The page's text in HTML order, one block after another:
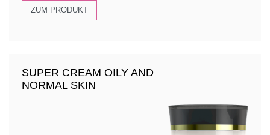
ZUM PRODUKT
SUPER CREAM OILY AND
NORMAL SKIN